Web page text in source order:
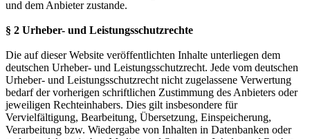
und dem Anbieter zustande.
§ 2 Urheber- und Leistungsschutzrechte
Die auf dieser Website veröffentlichten Inhalte unterliegen dem
deutschen Urheber- und Leistungsschutzrecht. Jede vom deutschen
Urheber- und Leistungsschutzrecht nicht zugelassene Verwertung
bedarf der vorherigen schriftlichen Zustimmung des Anbieters oder
jeweiligen Rechteinhabers. Dies gilt insbesondere für
Vervielfältigung, Bearbeitung, Übersetzung, Einspeicherung,
Verarbeitung bzw. Wiedergabe von Inhalten in Datenbanken oder